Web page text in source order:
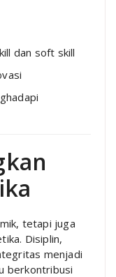
dan soft skill
tetapi juga
Disiplin,
menjadi
berkontribusi